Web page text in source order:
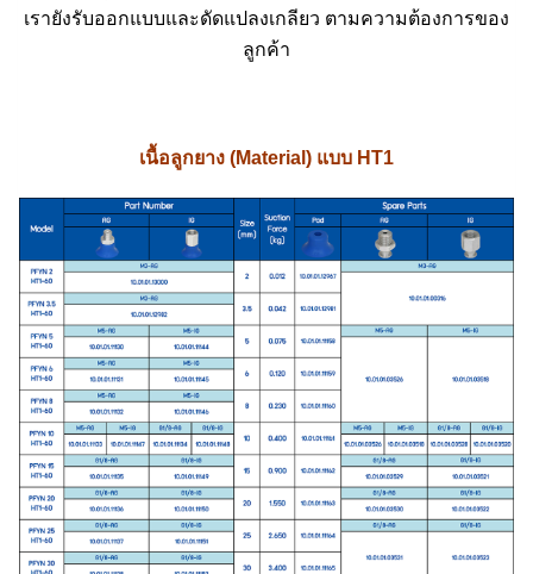
เรายังรับออกแบบและดัดแปลงเกลียว ตามความต้องการของ
ลูกค้า
เนื้อลูกยาง (Material) แบบ HT1